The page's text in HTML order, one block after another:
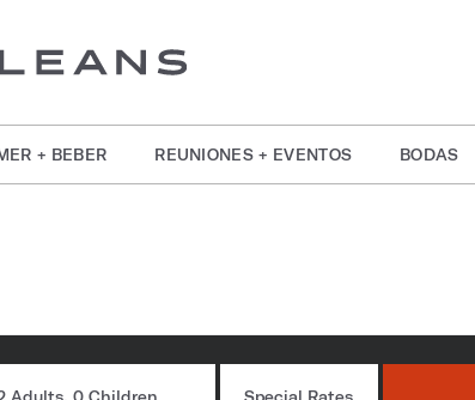
+ BEBER REUNIONES + EVENTOS BODAS
Adults, 0 Children Special Rates